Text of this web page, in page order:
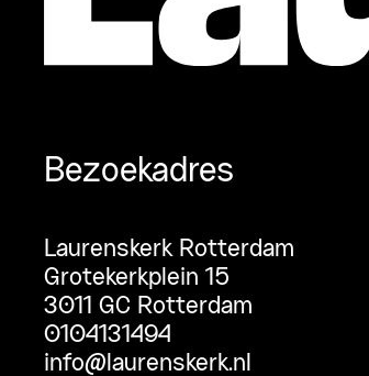
Bezoekadres
Laurenskerk Rotterdam
Grotekerkplein 15
3011 GC Rotterdam
0104131494
info@laurenskerk.nl